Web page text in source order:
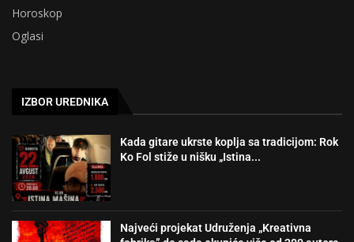
Horoskop
Oglasi
IZBOR UREDNIKA
Kada gitare ukrste koplja sa tradicijom: Rok
Ko Fol stiže u nišku „Istina...
Najveći projekat Udruženja „Kreativna